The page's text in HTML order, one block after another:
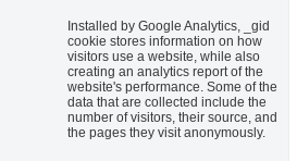
Installed by Google Analytics, _gid
cookie stores information on how
visitors use a website, while also
creating an analytics report of the
website's performance. Some of the
data that are collected include the
number of visitors, their source, and
the pages they visit anonymously.